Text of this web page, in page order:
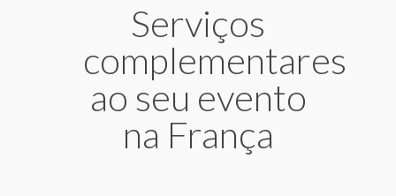
Serviços
complementares
ao seu evento
na França